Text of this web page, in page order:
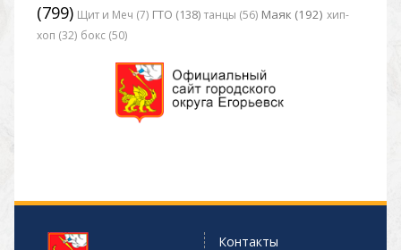
(799) Щит и Меч (7) ГТО (138) танцы (56) Маяк (192) хип-
хоп (32) бокс (50)
Контакты